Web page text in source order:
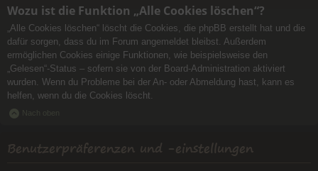
Wozu ist die Funktion „Alle Cookies löschen“?
„Alle Cookies löschen“ löscht die Cookies, die phpBB erstellt hat und die
dafür sorgen, dass du im Forum angemeldet bleibst. Außerdem
ermöglichen Cookies einige Funktionen, wie beispielsweise den
„Gelesen“-Status – sofern sie von der Board-Administration aktiviert
wurden. Wenn du Probleme bei der An- oder Abmeldung hast, kann es
helfen, wenn du die Cookies löscht.
Nach oben
Benutzerpräferenzen und -einstellungen